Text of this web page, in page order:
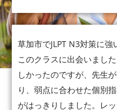
草加市でJLPT N3対策に強
このクラスに出会いまし
しかったのですが、先生
り、弱点に合わせた個別
がはっきりしました。レ